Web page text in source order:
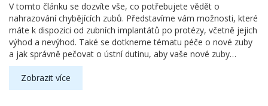
V tomto článku se dozvíte vše, co potřebujete vědět o
nahrazování chybějících zubů. Představíme vám možnosti, které
máte k dispozici od zubních implantátů po protézy, včetně jejich
výhod a nevýhod. Také se dotkneme tématu péče o nové zuby
a jak správně pečovat o ústní dutinu, aby vaše nové zuby
vydržely co nejdéle. Cílem je poskytnout ucelený průvodce, který
vám pomůže lépe pochopit proces a učinit informované
rozhodnutí o vaší budoucí ústní zdravotní péči.
Zobrazit více